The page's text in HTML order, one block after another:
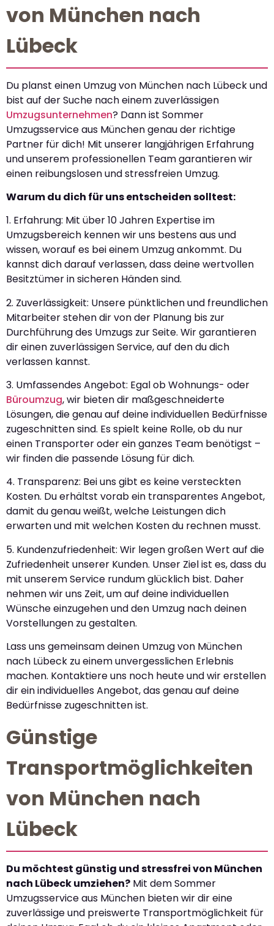
von München nach
Lübeck
Du planst einen Umzug von München nach Lübeck und
bist auf der Suche nach einem zuverlässigen
Umzugsunternehmen? Dann ist Sommer
Umzugsservice aus München genau der richtige
Partner für dich! Mit unserer langjährigen Erfahrung
und unserem professionellen Team garantieren wir
einen reibungslosen und stressfreien Umzug.
Warum du dich für uns entscheiden solltest:
1. Erfahrung: Mit über 10 Jahren Expertise im
Umzugsbereich kennen wir uns bestens aus und
wissen, worauf es bei einem Umzug ankommt. Du
kannst dich darauf verlassen, dass deine wertvollen
Besitztümer in sicheren Händen sind.
2. Zuverlässigkeit: Unsere pünktlichen und freundlichen
Mitarbeiter stehen dir von der Planung bis zur
Durchführung des Umzugs zur Seite. Wir garantieren
dir einen zuverlässigen Service, auf den du dich
verlassen kannst.
3. Umfassendes Angebot: Egal ob Wohnungs- oder
Büroumzug, wir bieten dir maßgeschneiderte
Lösungen, die genau auf deine individuellen Bedürfnisse
zugeschnitten sind. Es spielt keine Rolle, ob du nur
einen Transporter oder ein ganzes Team benötigst –
wir finden die passende Lösung für dich.
4. Transparenz: Bei uns gibt es keine versteckten
Kosten. Du erhältst vorab ein transparentes Angebot,
damit du genau weißt, welche Leistungen dich
erwarten und mit welchen Kosten du rechnen musst.
5. Kundenzufriedenheit: Wir legen großen Wert auf die
Zufriedenheit unserer Kunden. Unser Ziel ist es, dass du
mit unserem Service rundum glücklich bist. Daher
nehmen wir uns Zeit, um auf deine individuellen
Wünsche einzugehen und den Umzug nach deinen
Vorstellungen zu gestalten.
Lass uns gemeinsam deinen Umzug von München
nach Lübeck zu einem unvergesslichen Erlebnis
machen. Kontaktiere uns noch heute und wir erstellen
dir ein individuelles Angebot, das genau auf deine
Bedürfnisse zugeschnitten ist.
Günstige
Transportmöglichkeiten
von München nach
Lübeck
Du möchtest günstig und stressfrei von München
nach Lübeck umziehen? Mit dem Sommer
Umzugsservice aus München bieten wir dir eine
zuverlässige und preiswerte Transportmöglichkeit für